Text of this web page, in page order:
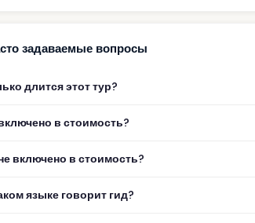
задаваемые вопросы
длится этот тур?
в стоимость?
включено в стоимость?
языке говорит гид?